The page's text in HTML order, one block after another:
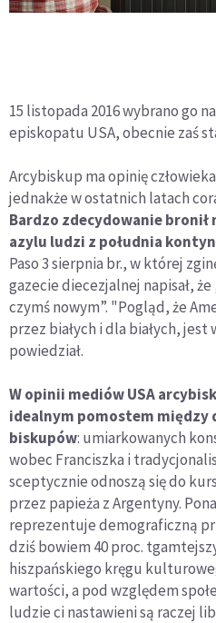
15 listopada 2016 wybrano go
episkopatu USA, obecnie zaś
Arcybiskup ma opinię
jednakże w ostatnich latach
Bardzo zdecydowanie
azylu ludzi z południa
Paso 3 sierpnia br., w której
gazecie diecezjalnej napisał,
czymś nowym”. "Pogląd, że
przez białych i dla białych,
powiedział.
W opinii mediów USA
idealnym pomostem między
biskupów: umiarkowanych
wobec Franciszka i
sceptycznie odnoszą się do
przez papieża z Argentyny.
reprezentuje demograficzną
dziś bowiem 40 proc.
hiszpańskiego kręgu
wartości, a pod względem
ludzie ci nastawieni są raczej